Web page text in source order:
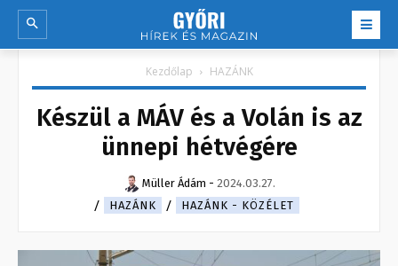
Kezdőlap HAZÁNK
Készül a MÁV és a Volán is az
ünnepi hétvégére
Müller Ádám - 2024.03.27.
HAZÁNK
HAZÁNK - KÖZÉLET